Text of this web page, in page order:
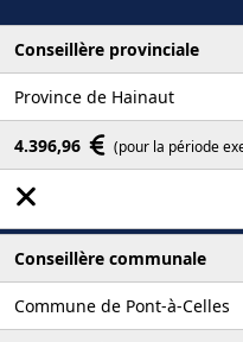
Conseillère provinciale
Province de Hainaut
4.396,96 (pour la période
Conseillère communale
Commune de Pont-à-Celles